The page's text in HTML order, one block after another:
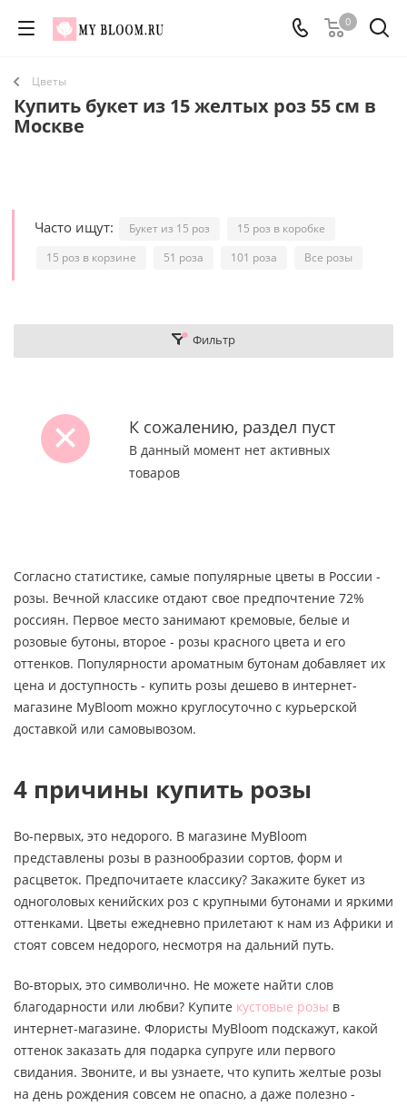
0
Цветы
Купить букет из 15 желтых роз 55 см в
Москве
Часто ищут: Букет из 15 роз
15 роз в коробке
15 роз в корзине
51 роза 101 роза Все розы
Фильтр
К сожалению, раздел пуст
В данный момент нет активных
товаров
Согласно статистике, самые популярные цветы в России -
розы. Вечной классике отдают свое предпочтение 72%
россиян. Первое место занимают кремовые, белые и
розовые бутоны, второе - розы красного цвета и его
оттенков. Популярности ароматным бутонам добавляет их
цена и доступность - купить розы дешево в интернет-
магазине MyBloom можно круглосуточно с курьерской
доставкой или самовывозом.
4 причины купить розы
Во-первых, это недорого. В магазине MyBloom
представлены розы в разнообразии сортов, форм и
расцветок. Предпочитаете классику? Закажите букет из
одноголовых кенийских роз с крупными бутонами и яркими
оттенками. Цветы ежедневно прилетают к нам из Африки и
стоят совсем недорого, несмотря на дальний путь.
Во-вторых, это символично. Не можете найти слов
благодарности или любви? Купите кустовые розы в
интернет-магазине. Флористы MyBloom подскажут, какой
оттенок заказать для подарка супруге или первого
свидания. Звоните, и вы узнаете, что купить желтые розы
на день рождения совсем не опасно, а даже полезно -